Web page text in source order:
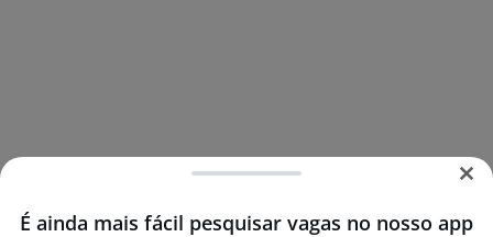
É ainda mais fácil pesquisar vagas no nosso app